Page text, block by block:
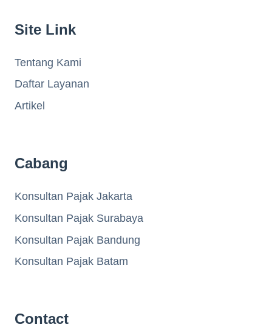
Site Link
Tentang Kami
Daftar Layanan
Artikel
Cabang
Konsultan Pajak Jakarta
Konsultan Pajak Surabaya
Konsultan Pajak Bandung
Konsultan Pajak Batam
Contact